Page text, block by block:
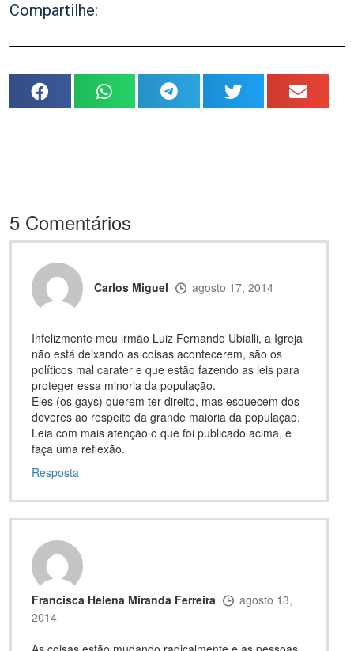
Compartilhe:
5 Comentários
Carlos Miguel agosto 17, 2014
Infelizmente meu irmão Luiz Fernando Ubialli, a Igreja
não está deixando as coisas acontecerem, são os
políticos mal carater e que estão fazendo as leis para
proteger essa minoria da população.
Eles (os gays) querem ter direito, mas esquecem dos
deveres ao respeito da grande maioria da população.
Leia com mais atenção o que foi publicado acima, e
faça uma reflexão.
Resposta
Francisca Helena Miranda Ferreira
agosto 13,
2014